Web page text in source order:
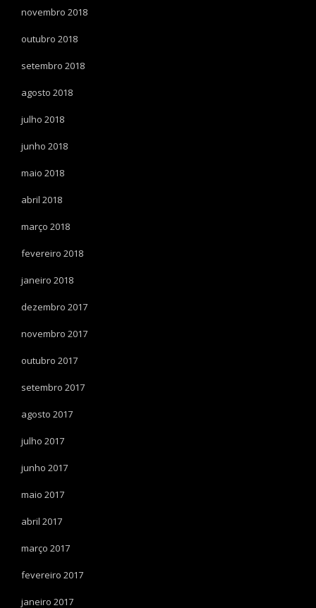
novembro 2018
outubro 2018
setembro 2018
agosto 2018
julho 2018
junho 2018
maio 2018
abril 2018
março 2018
fevereiro 2018
janeiro 2018
dezembro 2017
novembro 2017
outubro 2017
setembro 2017
agosto 2017
julho 2017
junho 2017
maio 2017
abril 2017
março 2017
fevereiro 2017
janeiro 2017